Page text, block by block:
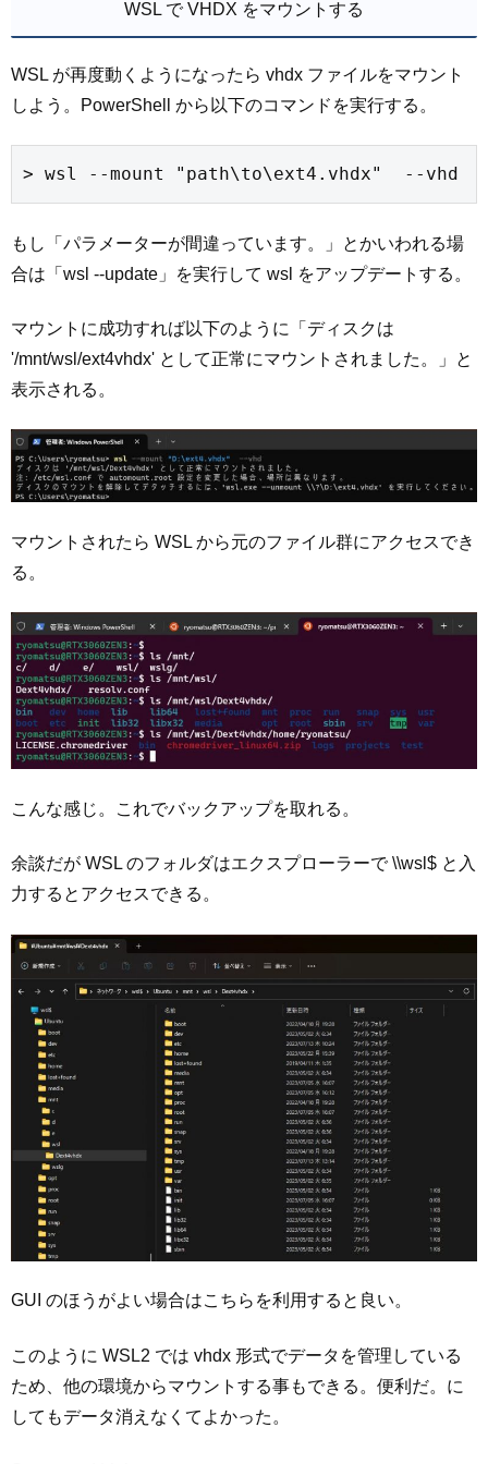
WSL で VHDX をマウントする
WSL が再度動くようになったら vhdx ファイルをマウント
しよう。PowerShell から以下のコマンドを実行する。
> wsl --mount "path\to\ext4.vhdx"  --vhd
もし「パラメーターが間違っています。」とかいわれる場
合は「wsl --update」を実行して wsl をアップデートする。
マウントに成功すれば以下のように「ディスクは
'/mnt/wsl/ext4vhdx' として正常にマウントされました。」と
表示される。
マウントされたら WSL から元のファイル群にアクセスでき
る。
こんな感じ。これでバックアップを取れる。
余談だが WSL のフォルダはエクスプローラーで \\wsl$ と入
力するとアクセスできる。
GUI のほうがよい場合はこちらを利用すると良い。
このように WSL2 では vhdx 形式でデータを管理している
ため、他の環境からマウントする事もできる。便利だ。に
してもデータ消えなくてよかった。